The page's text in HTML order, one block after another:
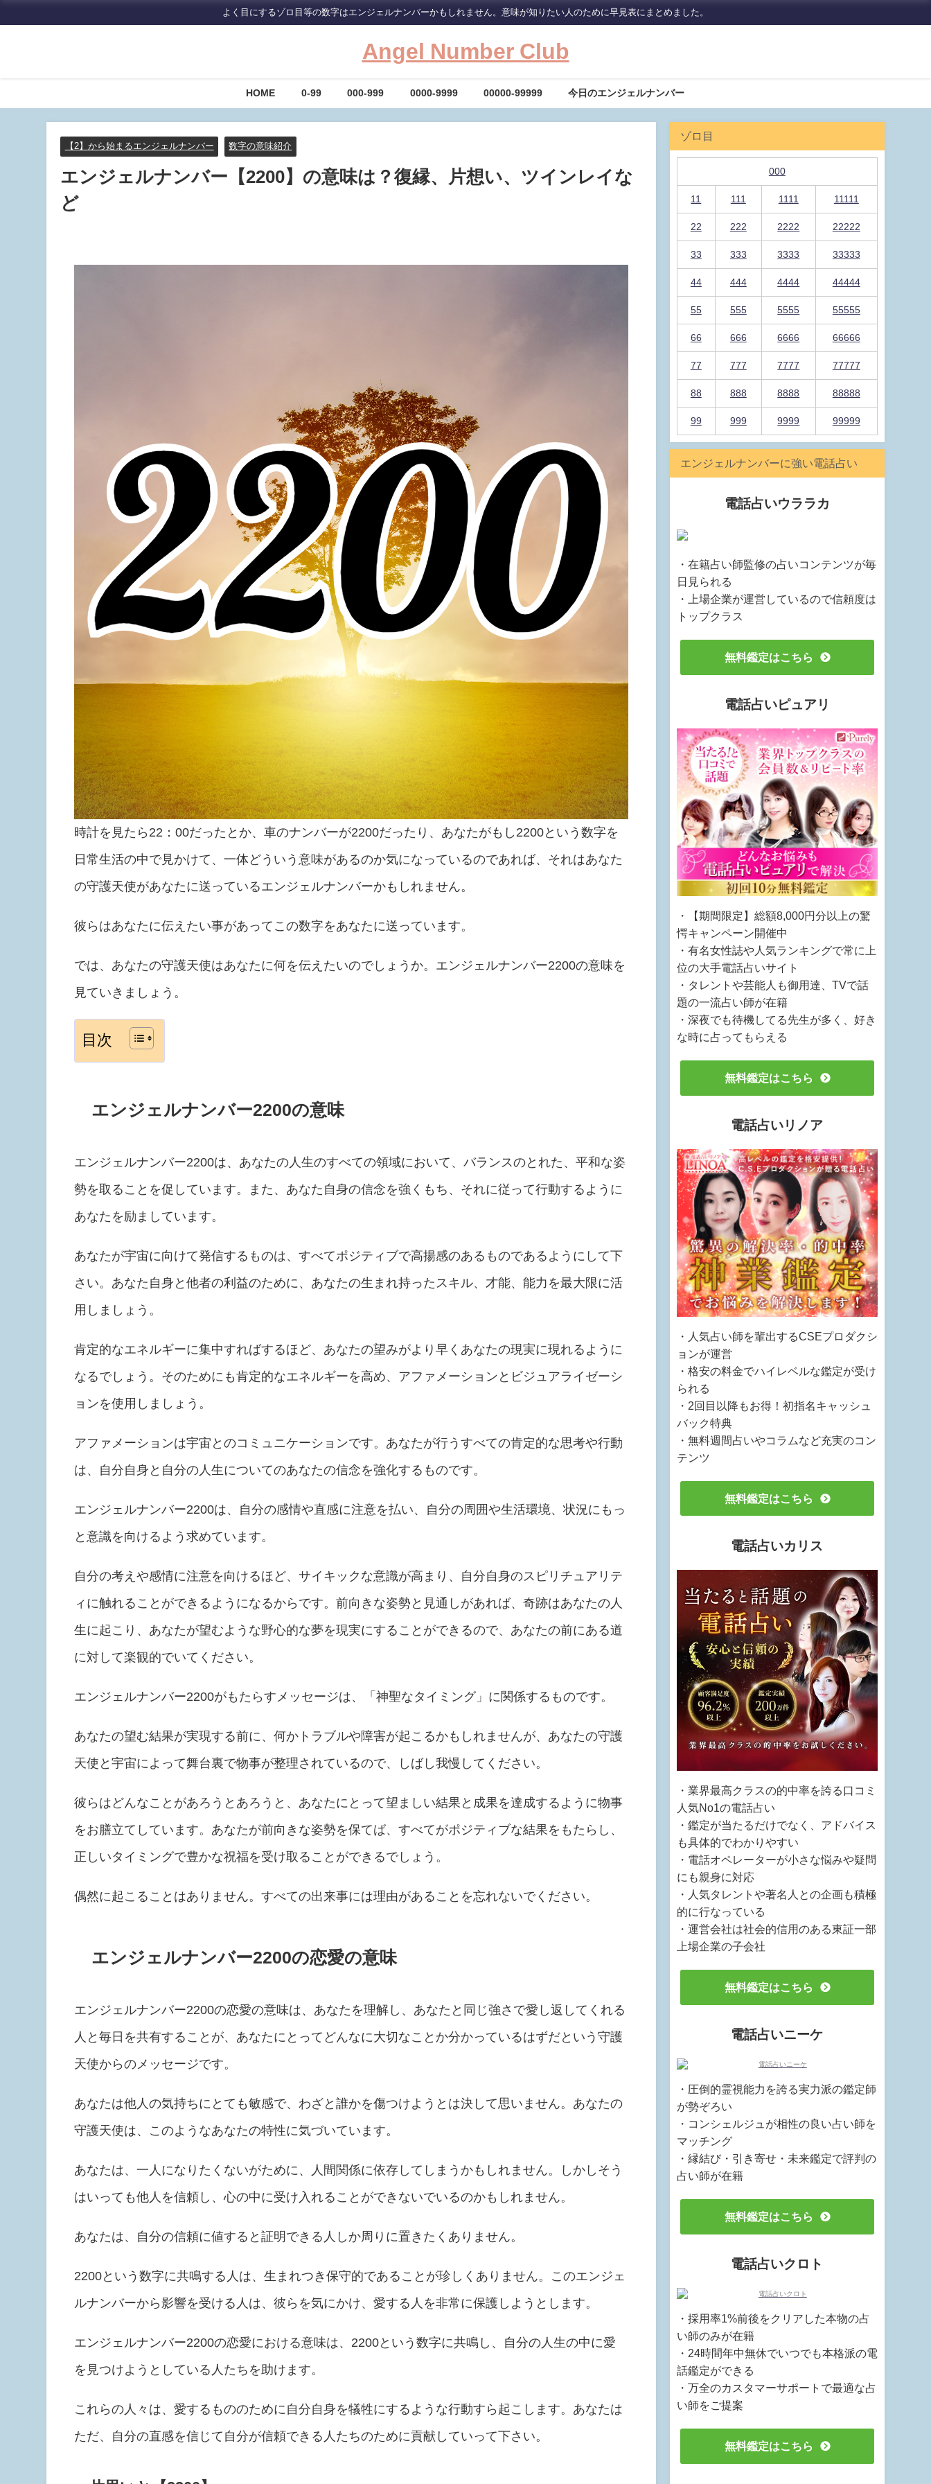
よく目にするゾロ目等の数字はエンジェルナンバーかもしれません。意味が知りたい人のために早見表にまとめました。
Angel Number Club
HOME 0-99 000-999 0000-9999 00000-99999 今日のエンジェルナンバー
【2】から始まるエンジェルナンバー 数字の意味紹介
エンジェルナンバー【2200】の意味は？復縁、片想い、ツインレイな
ど
時計を見たら22：00だったとか、車のナンバーが2200だったり、あなたがもし2200という数字を
日常生活の中で見かけて、一体どういう意味があるのか気になっているのであれば、それはあなた
の守護天使があなたに送っているエンジェルナンバーかもしれません。
彼らはあなたに伝えたい事があってこの数字をあなたに送っています。
では、あなたの守護天使はあなたに何を伝えたいのでしょうか。エンジェルナンバー2200の意味を
見ていきましょう。
目次
エンジェルナンバー2200の意味
エンジェルナンバー2200は、あなたの人生のすべての領域において、バランスのとれた、平和な姿
勢を取ることを促しています。また、あなた自身の信念を強くもち、それに従って行動するように
あなたを励ましています。
あなたが宇宙に向けて発信するものは、すべてポジティブで高揚感のあるものであるようにして下
さい。あなた自身と他者の利益のために、あなたの生まれ持ったスキル、才能、能力を最大限に活
用しましょう。
肯定的なエネルギーに集中すればするほど、あなたの望みがより早くあなたの現実に現れるように
なるでしょう。そのためにも肯定的なエネルギーを高め、アファメーションとビジュアライゼーシ
ョンを使用しましょう。
アファメーションは宇宙とのコミュニケーションです。あなたが行うすべての肯定的な思考や行動
は、自分自身と自分の人生についてのあなたの信念を強化するものです。
エンジェルナンバー2200は、自分の感情や直感に注意を払い、自分の周囲や生活環境、状況にもっ
と意識を向けるよう求めています。
自分の考えや感情に注意を向けるほど、サイキックな意識が高まり、自分自身のスピリチュアリテ
ィに触れることができるようになるからです。前向きな姿勢と見通しがあれば、奇跡はあなたの人
生に起こり、あなたが望むような野心的な夢を現実にすることができるので、あなたの前にある道
に対して楽観的でいてください。
エンジェルナンバー2200がもたらすメッセージは、「神聖なタイミング」に関係するものです。
あなたの望む結果が実現する前に、何かトラブルや障害が起こるかもしれませんが、あなたの守護
天使と宇宙によって舞台裏で物事が整理されているので、しばし我慢してください。
彼らはどんなことがあろうとあろうと、あなたにとって望ましい結果と成果を達成するように物事
をお膳立てしています。あなたが前向きな姿勢を保てば、すべてがポジティブな結果をもたらし、
正しいタイミングで豊かな祝福を受け取ることができるでしょう。
偶然に起こることはありません。すべての出来事には理由があることを忘れないでください。
エンジェルナンバー2200の恋愛の意味
エンジェルナンバー2200の恋愛の意味は、あなたを理解し、あなたと同じ強さで愛し返してくれる
人と毎日を共有することが、あなたにとってどんなに大切なことか分かっているはずだという守護
天使からのメッセージです。
あなたは他人の気持ちにとても敏感で、わざと誰かを傷つけようとは決して思いません。あなたの
守護天使は、このようなあなたの特性に気づいています。
あなたは、一人になりたくないがために、人間関係に依存してしまうかもしれません。しかしそう
はいっても他人を信頼し、心の中に受け入れることができないでいるのかもしれません。
あなたは、自分の信頼に値すると証明できる人しか周りに置きたくありません。
2200という数字に共鳴する人は、生まれつき保守的であることが珍しくありません。このエンジェ
ルナンバーから影響を受ける人は、彼らを気にかけ、愛する人を非常に保護しようとします。
エンジェルナンバー2200の恋愛における意味は、2200という数字に共鳴し、自分の人生の中に愛
を見つけようとしている人たちを助けます。
これらの人々は、愛するもののために自分自身を犠牲にするような行動すら起こします。あなたは
ただ、自分の直感を信じて自分が信頼できる人たちのために貢献していって下さい。
ゾロ目
000
11 111 1111 11111
22 222 2222 22222
33 333 3333 33333
44 444 4444 44444
55 555 5555 55555
66 666 6666 66666
77 777 7777 77777
88 888 8888 88888
99 999 9999 99999
エンジェルナンバーに強い電話占い
電話占いウララカ
・在籍占い師監修の占いコンテンツが毎
日見られる
・上場企業が運営しているので信頼度は
トップクラス
無料鑑定はこちら
電話占いピュアリ
・【期間限定】総額8,000円分以上の驚
愕キャンペーン開催中
・有名女性誌や人気ランキングで常に上
位の大手電話占いサイト
・タレントや芸能人も御用達、TVで話
題の一流占い師が在籍
・深夜でも待機してる先生が多く、好き
な時に占ってもらえる
無料鑑定はこちら
電話占いリノア
・人気占い師を輩出するCSEプロダクシ
ョンが運営
・格安の料金でハイレベルな鑑定が受け
られる
・2回目以降もお得！初指名キャッシュ
バック特典
・無料週間占いやコラムなど充実のコン
テンツ
無料鑑定はこちら
電話占いカリス
・業界最高クラスの的中率を誇る口コミ
人気No1の電話占い
・鑑定が当たるだけでなく、アドバイス
も具体的でわかりやすい
・電話オペレーターが小さな悩みや疑問
にも親身に対応
・人気タレントや著名人との企画も積極
的に行なっている
・運営会社は社会的信用のある東証一部
上場企業の子会社
無料鑑定はこちら
電話占いニーケ
・圧倒的霊視能力を誇る実力派の鑑定師
が勢ぞろい
・コンシェルジュが相性の良い占い師を
マッチング
・縁結び・引き寄せ・未来鑑定で評判の
占い師が在籍
無料鑑定はこちら
電話占いクロト
・採用率1%前後をクリアした本物の占
い師のみが在籍
・24時間年中無休でいつでも本格派の電
話鑑定ができる
・万全のカスタマーサポートで最適な占
い師をご提案
無料鑑定はこちら